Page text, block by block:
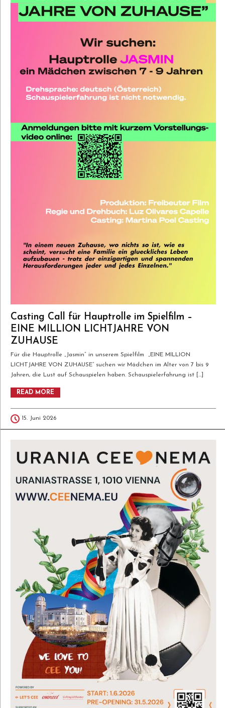
Casting Call für Hauptrolle im Spielfilm –
EINE MILLION LICHTJAHRE VON
ZUHAUSE
Für die Hauptrolle „Jasmin“ in unserem Spielfilm „EINE MILLION
LICHTJAHRE VON ZUHAUSE” suchen wir Mädchen im Alter von 7 bis 9
Jahren, die Lust auf Schauspielen haben. Schauspielerfahrung ist […]
READ MORE
15. Juni 2026